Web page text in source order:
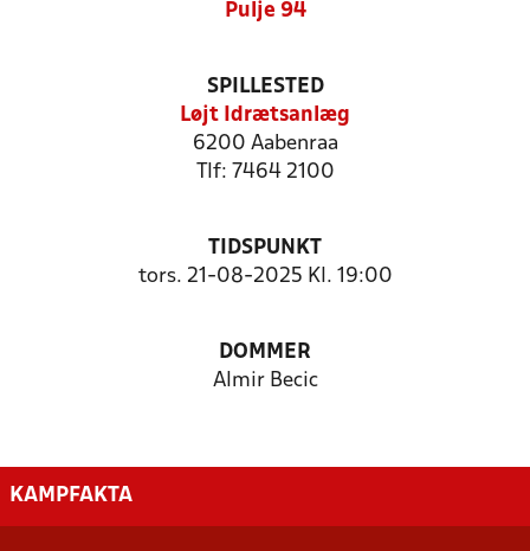
Pulje 94
SPILLESTED
Løjt Idrætsanlæg
6200 Aabenraa
Tlf: 7464 2100
TIDSPUNKT
tors. 21-08-2025 Kl. 19:00
DOMMER
Almir Becic
KAMPFAKTA